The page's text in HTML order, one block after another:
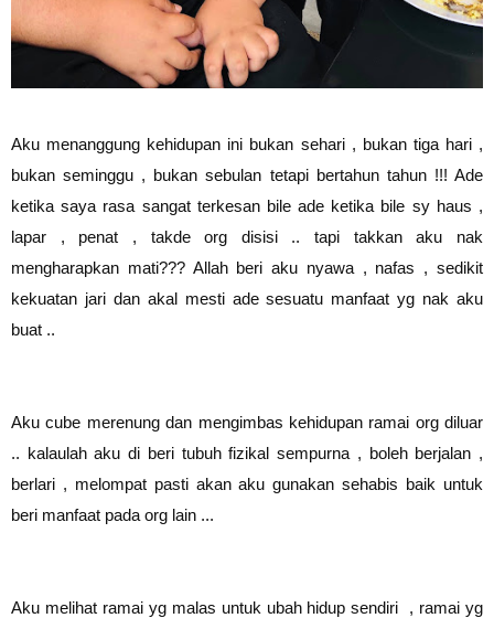
Aku menanggung kehidupan ini bukan sehari , bukan tiga hari ,
bukan seminggu , bukan sebulan tetapi bertahun tahun !!! Ade
ketika saya rasa sangat terkesan bile ade ketika bile sy haus ,
lapar , penat , takde org disisi .. tapi takkan aku nak
mengharapkan mati??? Allah beri aku nyawa , nafas , sedikit
kekuatan jari dan akal mesti ade sesuatu manfaat yg nak aku
buat ..
Aku cube merenung dan mengimbas kehidupan ramai org diluar
.. kalaulah aku di beri tubuh fizikal sempurna , boleh berjalan ,
berlari , melompat pasti akan aku gunakan sehabis baik untuk
beri manfaat pada org lain ...
Aku melihat ramai yg malas untuk ubah hidup sendiri , ramai yg